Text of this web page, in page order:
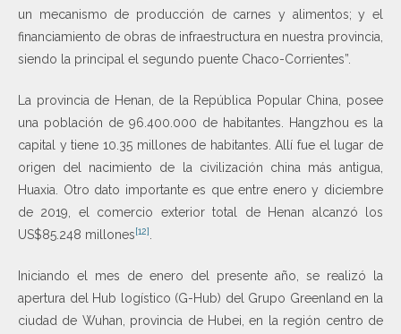
un mecanismo de producción de carnes y alimentos; y el
financiamiento de obras de infraestructura en nuestra provincia,
siendo la principal el segundo puente Chaco-Corrientes”.
La provincia de Henan, de la República Popular China, posee
una población de 96.400.000 de habitantes. Hangzhou es la
capital y tiene 10.35 millones de habitantes. Allí fue el lugar de
origen del nacimiento de la civilización china más antigua,
Huaxia. Otro dato importante es que entre enero y diciembre
de 2019, el comercio exterior total de Henan alcanzó los
US$85.248 millones[12]
Iniciando el mes de enero del presente año, se realizó la
apertura del Hub logístico (G-Hub) del Grupo Greenland en la
ciudad de Wuhan, provincia de Hubei, en la región centro de